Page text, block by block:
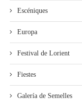
Escéniques
Europa
Festival de Lorient
Fiestes
Galería de Semelles